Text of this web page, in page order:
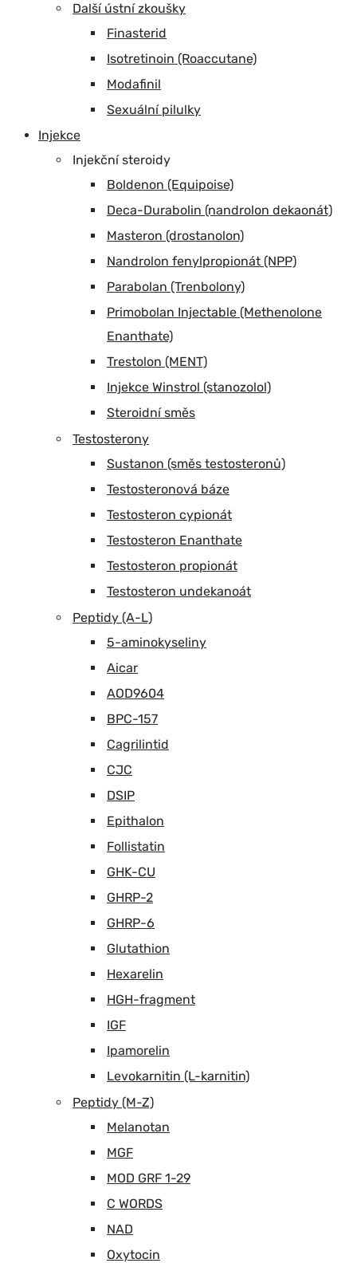
Další ústní zkoušky
Finasterid
Isotretinoin (Roaccutane)
Modafinil
Sexuální pilulky
Injekce
Injekční steroidy
Boldenon (Equipoise)
Deca-Durabolin (nandrolon dekaonát)
Masteron (drostanolon)
Nandrolon fenylpropionát (NPP)
Parabolan (Trenbolony)
Primobolan Injectable (Methenolone
Enanthate)
Trestolon (MENT)
Injekce Winstrol (stanozolol)
Steroidní směs
Testosterony
Sustanon (směs testosteronů)
Testosteronová báze
Testosteron cypionát
Testosteron Enanthate
Testosteron propionát
Testosteron undekanoát
Peptidy (A-L)
5-aminokyseliny
Aicar
AOD9604
BPC-157
Cagrilintid
CJC
DSIP
Epithalon
Follistatin
GHK-CU
GHRP-2
GHRP-6
Glutathion
Hexarelin
HGH-fragment
IGF
Ipamorelin
Levokarnitin (L-karnitin)
Peptidy (M-Z)
Melanotan
MGF
MOD GRF 1-29
C WORDS
NAD
Oxytocin